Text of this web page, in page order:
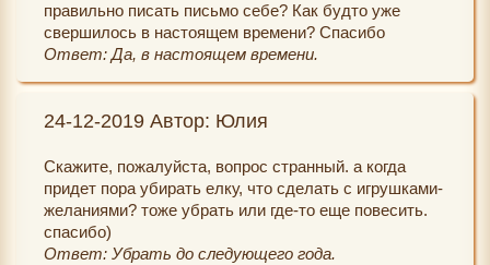
правильно писать письмо себе? Как будто уже
свершилось в настоящем времени? Спасибо
Ответ: Да, в настоящем времени.
24-12-2019 Автор: Юлия
Скажите, пожалуйста, вопрос странный. а когда
придет пора убирать елку, что сделать с игрушками-
желаниями? тоже убрать или где-то еще повесить.
спасибо)
Ответ: Убрать до следующего года.